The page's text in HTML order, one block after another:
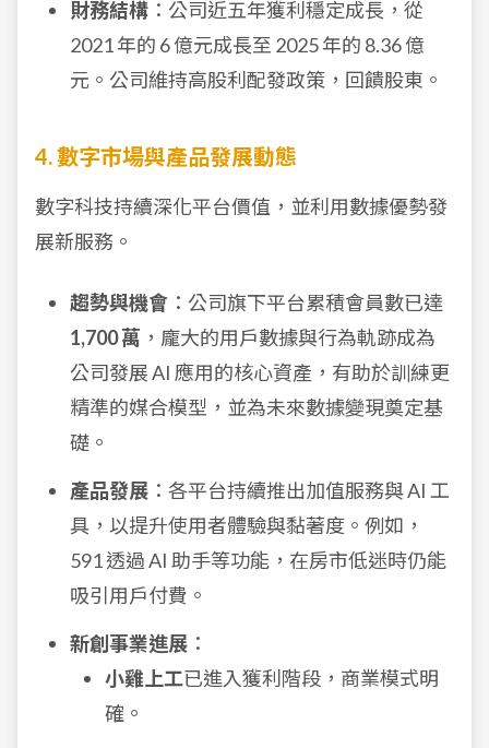
財務結構 ：公司近五年獲利穩定成長，從
2021 年的 6 億元成長至 2025 年的 8.36 億
元。公司維持高股利配發政策，回饋股東。
4. 數字市場與產品發展動態
數字科技持續深化平台價值，並利用數據優勢發
展新服務。
趨勢與機會 ：公司旗下平台累積會員數已達
1,700 萬 ，龐大的用戶數據與行為軌跡成為
公司發展 AI 應用的核心資產，有助於訓練更
精準的媒合模型，並為未來數據變現奠定基
礎。
產品發展 ：各平台持續推出加值服務與 AI 工
具，以提升使用者體驗與黏著度。例如，
591 透過 AI 助手等功能，在房市低迷時仍能
吸引用戶付費。
新創事業進展 ：
小雞上工已進入獲利階段，商業模式明
確。